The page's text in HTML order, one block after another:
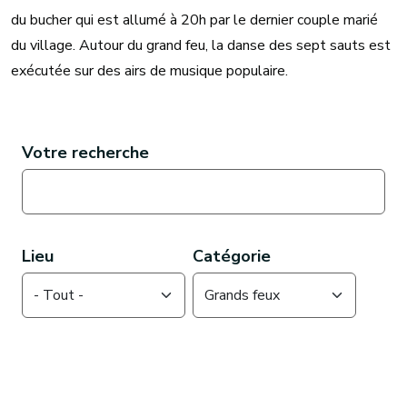
du bucher qui est allumé à 20h par le dernier couple marié
du village. Autour du grand feu, la danse des sept sauts est
exécutée sur des airs de musique populaire.
Votre recherche
Lieu Catégorie